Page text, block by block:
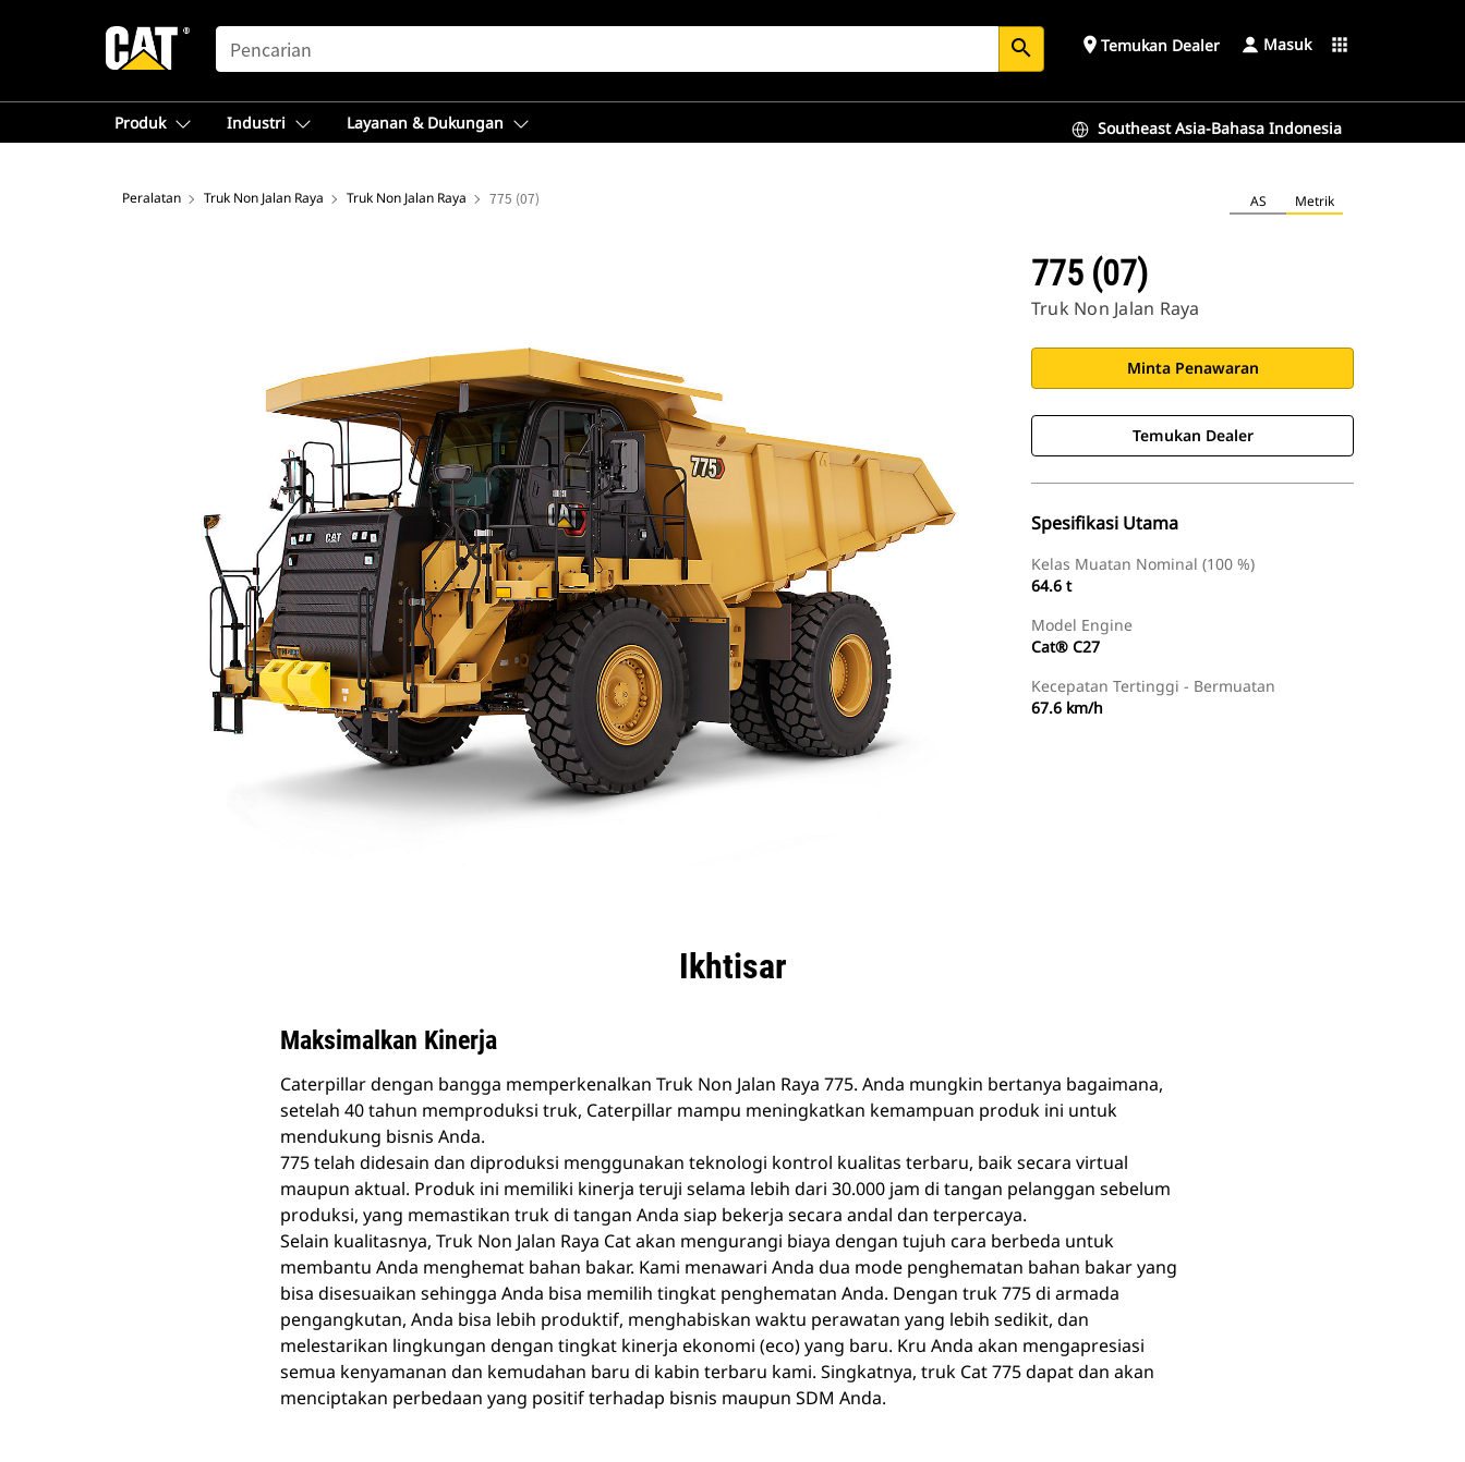
SEARCH search place Temukan Dealer Masuk apps
Produk Industri Layanan & Dukungan Southeast Asia-Bahasa Indonesia
Peralatan Truk Non Jalan Raya Truk Non Jalan Raya 775 (07) AS Metrik
775 (07)
Truk Non Jalan Raya
Minta Penawaran
Temukan Dealer
Spesifikasi Utama
Kelas Muatan Nominal (100 %)
64.6 t
Model Engine
Cat® C27
Kecepatan Tertinggi - Bermuatan
67.6 km/h
Ikhtisar
Maksimalkan Kinerja
Caterpillar dengan bangga memperkenalkan Truk Non Jalan Raya 775. Anda mungkin bertanya bagaimana,
setelah 40 tahun memproduksi truk, Caterpillar mampu meningkatkan kemampuan produk ini untuk
mendukung bisnis Anda.
775 telah didesain dan diproduksi menggunakan teknologi kontrol kualitas terbaru, baik secara virtual
maupun aktual. Produk ini memiliki kinerja teruji selama lebih dari 30.000 jam di tangan pelanggan sebelum
produksi, yang memastikan truk di tangan Anda siap bekerja secara andal dan terpercaya.
Selain kualitasnya, Truk Non Jalan Raya Cat akan mengurangi biaya dengan tujuh cara berbeda untuk
membantu Anda menghemat bahan bakar. Kami menawari Anda dua mode penghematan bahan bakar yang
bisa disesuaikan sehingga Anda bisa memilih tingkat penghematan Anda. Dengan truk 775 di armada
pengangkutan, Anda bisa lebih produktif, menghabiskan waktu perawatan yang lebih sedikit, dan
melestarikan lingkungan dengan tingkat kinerja ekonomi (eco) yang baru. Kru Anda akan mengapresiasi
semua kenyamanan dan kemudahan baru di kabin terbaru kami. Singkatnya, truk Cat 775 dapat dan akan
menciptakan perbedaan yang positif terhadap bisnis maupun SDM Anda.